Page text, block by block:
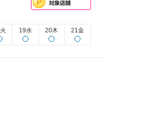
19水 20木 21金